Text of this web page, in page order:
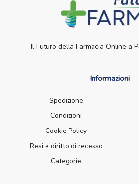
Il Futuro della Farmacia Online a
Informazioni
Spedizione
Condizioni
Cookie Policy
Resi e diritto di recesso
Categorie